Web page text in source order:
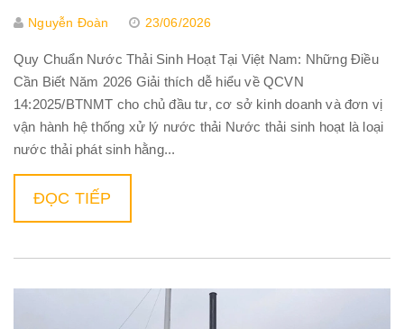
Nguyễn Đoàn 23/06/2026
Quy Chuẩn Nước Thải Sinh Hoạt Tại Việt Nam: Những Điều
Cần Biết Năm 2026 Giải thích dễ hiểu về QCVN
14:2025/BTNMT cho chủ đầu tư, cơ sở kinh doanh và đơn vị
vận hành hệ thống xử lý nước thải Nước thải sinh hoạt là loại
nước thải phát sinh hằng...
ĐỌC TIẾP